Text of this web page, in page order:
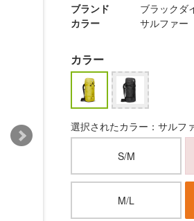
ブランド
ブラックダ
カラー
サルファー
カラー
選択されたカラー：サルフ
S/M
M/L